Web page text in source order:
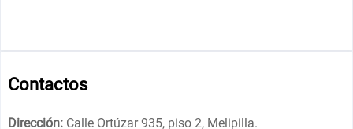
Contactos
Dirección: Calle Ortúzar 935, piso 2, Melipilla.